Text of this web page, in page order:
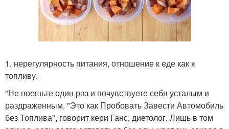
1. нерегулярность питания, отношение к еде как к
топливу.
"Не поешьте один раз и почувствуете себя усталым и
раздраженным. "Это как Пробовать Завести Автомобиль
без Топлива", говорит кери Ганс, диетолог. Лишь в том